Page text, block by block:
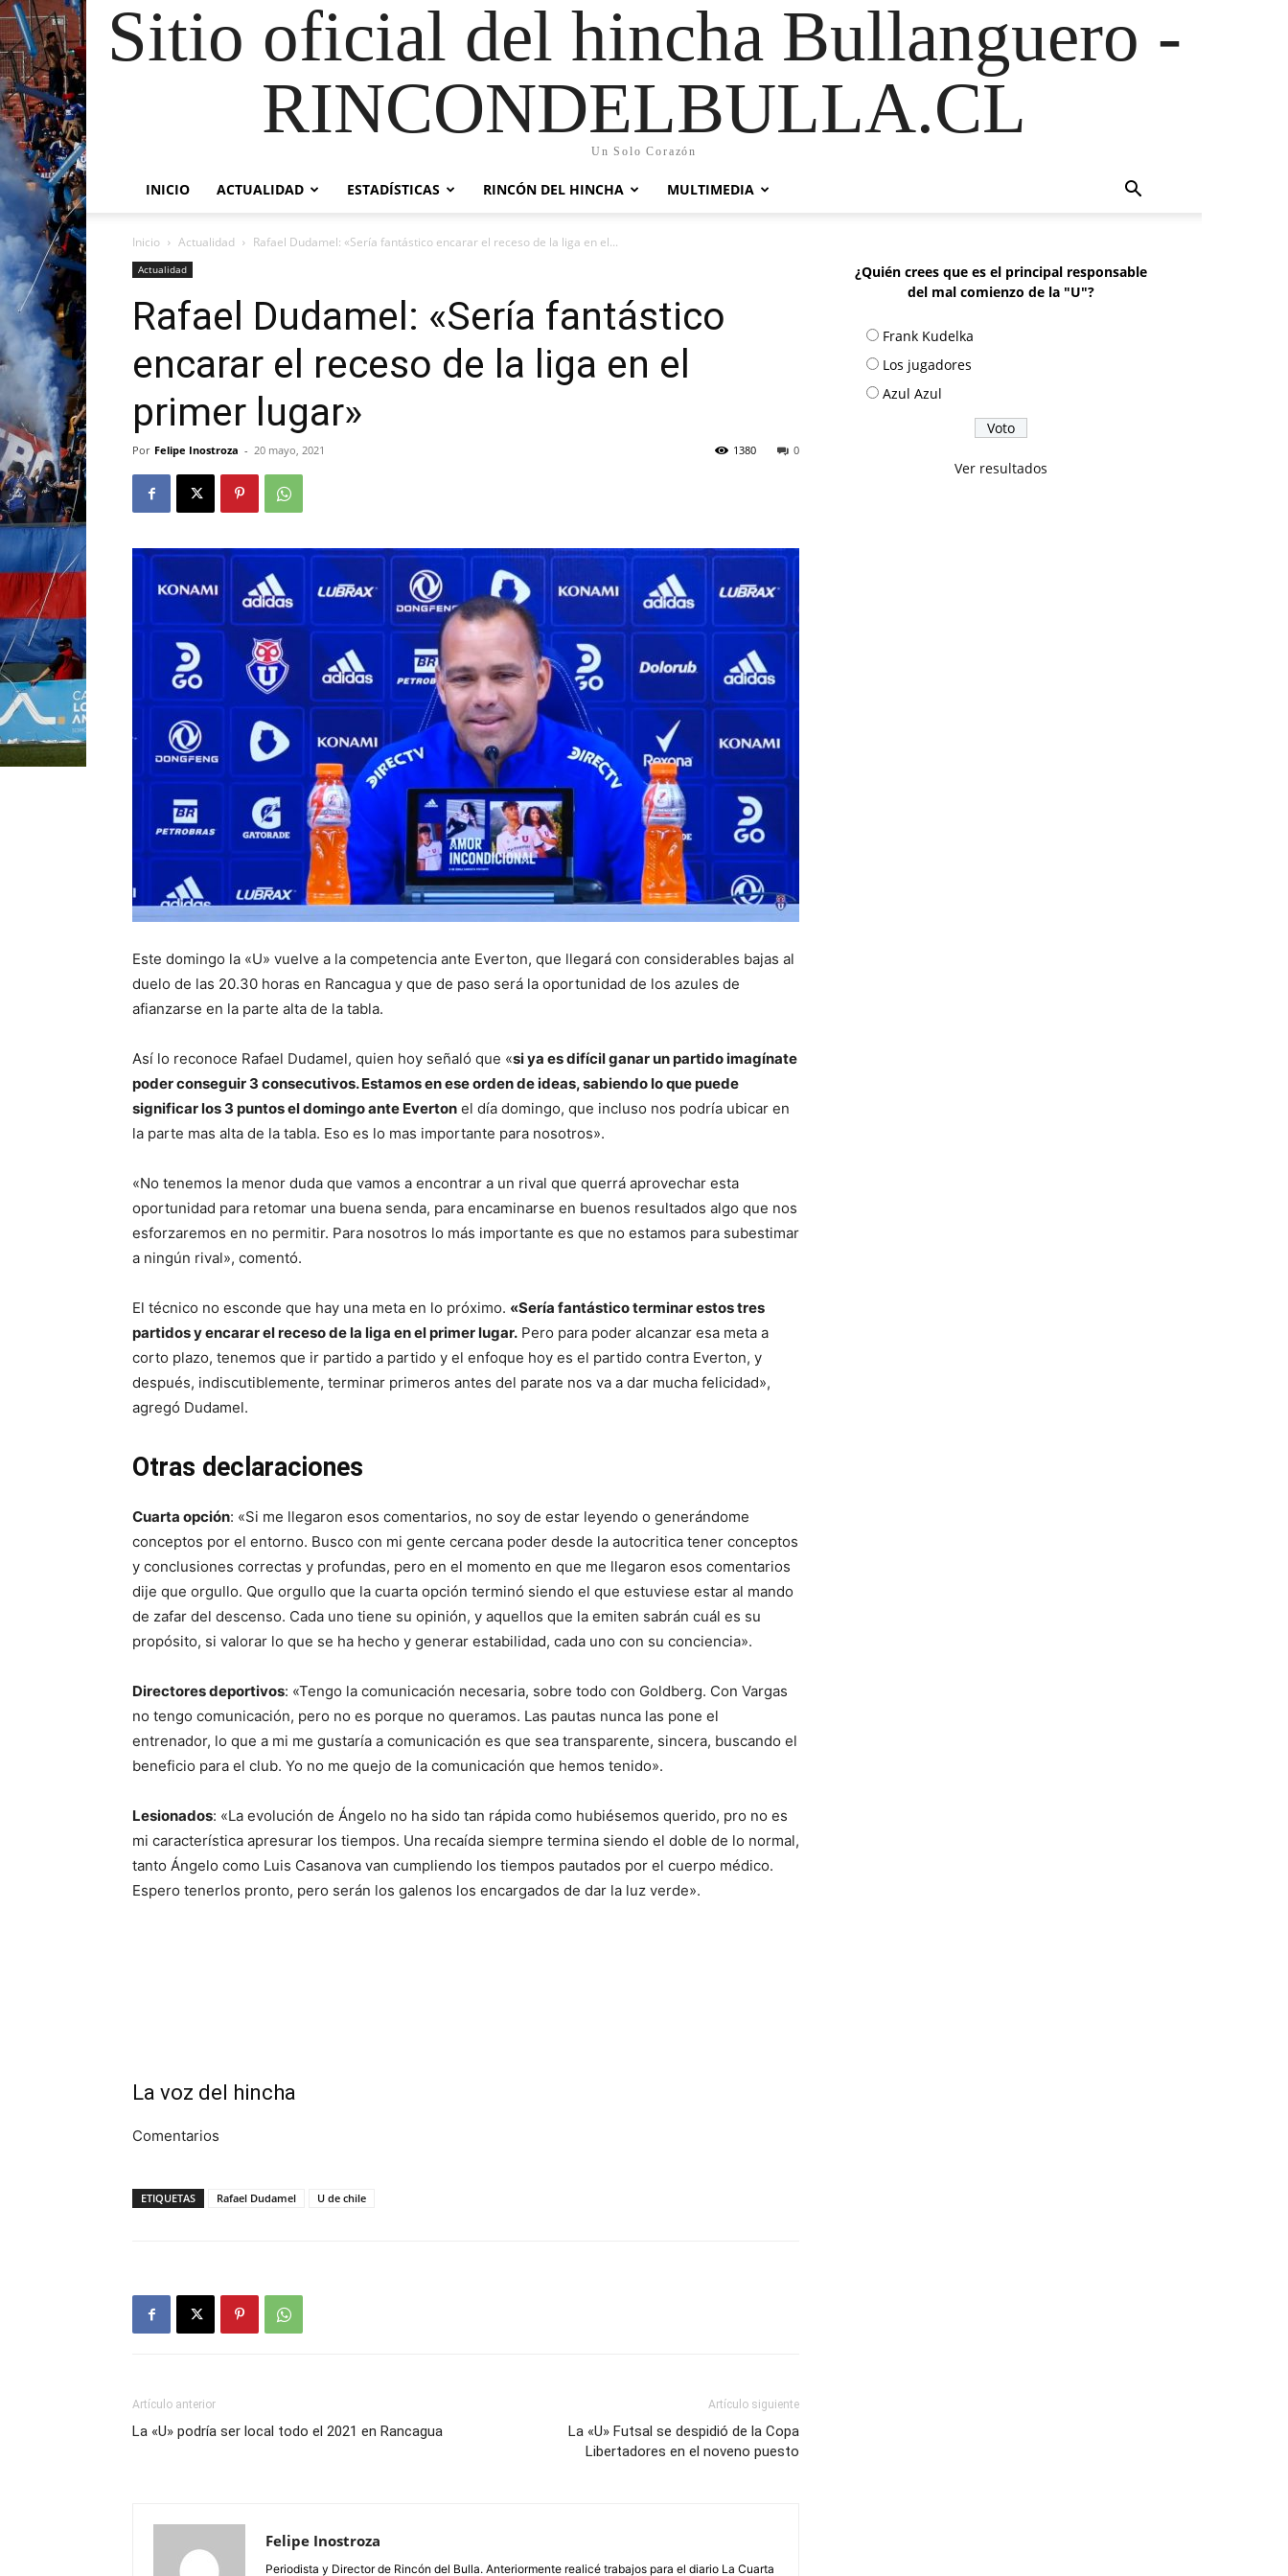
Sitio oficial del hincha Bullanguero -
RINCONDELBULLA.CL
Un Solo Corazón
INICIO ACTUALIDAD ESTADÍSTICAS RINCÓN DEL HINCHA MULTIMEDIA
Inicio Actualidad Rafael Dudamel: «Sería fantástico encarar el receso de la liga en el...
Actualidad
Rafael Dudamel: «Sería fantástico
encarar el receso de la liga en el
primer lugar»
Por Felipe Inostroza - 20 mayo, 2021 0
1380
Este domingo la «U» vuelve a la competencia ante Everton, que llegará con considerables bajas al
duelo de las 20.30 horas en Rancagua y que de paso será la oportunidad de los azules de
afianzarse en la parte alta de la tabla.
Así lo reconoce Rafael Dudamel, quien hoy señaló que «si ya es difícil ganar un partido imagínate
poder conseguir 3 consecutivos. Estamos en ese orden de ideas, sabiendo lo que puede
significar los 3 puntos el domingo ante Everton el día domingo, que incluso nos podría ubicar en
la parte mas alta de la tabla. Eso es lo mas importante para nosotros».
«No tenemos la menor duda que vamos a encontrar a un rival que querrá aprovechar esta
oportunidad para retomar una buena senda, para encaminarse en buenos resultados algo que nos
esforzaremos en no permitir. Para nosotros lo más importante es que no estamos para subestimar
a ningún rival», comentó.
El técnico no esconde que hay una meta en lo próximo. «Sería fantástico terminar estos tres
partidos y encarar el receso de la liga en el primer lugar. Pero para poder alcanzar esa meta a
corto plazo, tenemos que ir partido a partido y el enfoque hoy es el partido contra Everton, y
después, indiscutiblemente, terminar primeros antes del parate nos va a dar mucha felicidad»,
agregó Dudamel.
Otras declaraciones
Cuarta opción: «Si me llegaron esos comentarios, no soy de estar leyendo o generándome
conceptos por el entorno. Busco con mi gente cercana poder desde la autocritica tener conceptos
y conclusiones correctas y profundas, pero en el momento en que me llegaron esos comentarios
dije que orgullo. Que orgullo que la cuarta opción terminó siendo el que estuviese estar al mando
de zafar del descenso. Cada uno tiene su opinión, y aquellos que la emiten sabrán cuál es su
propósito, si valorar lo que se ha hecho y generar estabilidad, cada uno con su conciencia».
Directores deportivos: «Tengo la comunicación necesaria, sobre todo con Goldberg. Con Vargas
no tengo comunicación, pero no es porque no queramos. Las pautas nunca las pone el
entrenador, lo que a mi me gustaría a comunicación es que sea transparente, sincera, buscando el
beneficio para el club. Yo no me quejo de la comunicación que hemos tenido».
Lesionados: «La evolución de Ángelo no ha sido tan rápida como hubiésemos querido, pro no es
mi característica apresurar los tiempos. Una recaída siempre termina siendo el doble de lo normal,
tanto Ángelo como Luis Casanova van cumpliendo los tiempos pautados por el cuerpo médico.
Espero tenerlos pronto, pero serán los galenos los encargados de dar la luz verde».
La voz del hincha
Comentarios
ETIQUETAS Rafael Dudamel U de chile
Artículo anterior
La «U» podría ser local todo el 2021 en Rancagua
Artículo siguiente
La «U» Futsal se despidió de la Copa
Libertadores en el noveno puesto
Felipe Inostroza
Periodista y Director de Rincón del Bulla. Anteriormente realicé trabajos para el diario La Cuarta
¿Quién crees que es el principal responsable
del mal comienzo de la "U"?
Frank Kudelka
Los jugadores
Azul Azul
Ver resultados